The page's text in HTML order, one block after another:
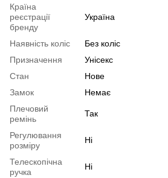
Країна
реєстрації
бренду
Україна
Наявність коліс
Без коліс
Призначення
Унісекс
Стан
Нове
Замок
Немає
Плечовий
ремінь
Так
Регулювання
розміру
Ні
Телескопічна
ручка
Ні